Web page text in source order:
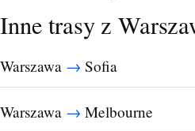
Inne trasy z
Warszawa → Sofia
Warszawa → Melbourne